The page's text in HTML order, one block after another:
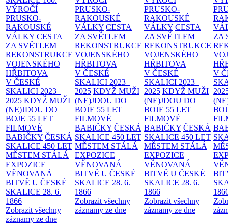
VÝROČÍ
PRUSKO-
RAKOUSKÉ
VÁLKY CESTA
ZA SVĚTLEM
REKONSTRUKCE
VOJENSKÉHO
HŘBITOVA
V ČESKÉ
SKALICI 2023–
2025 KDYŽ MUŽI
(NE)JDOU DO
BOJE 55 LET
FILMOVÉ
BABIČKY ČESKÁ
SKALICE 450 LET
MĚSTEM STÁLÁ
EXPOZICE
VĚNOVANÁ
BITVĚ U ČESKÉ
SKALICE 28. 6.
1866
Zobrazit všechny
záznamy ze dne
PRUSKO-
RAKOUSKÉ
VÁLKY CESTA
ZA SVĚTLEM
REKONSTRUKCE
VOJENSKÉHO
HŘBITOVA
V ČESKÉ
SKALICI 2023–
2025 KDYŽ MUŽI
(NE)JDOU DO
BOJE 55 LET
FILMOVÉ
BABIČKY ČESKÁ
SKALICE 450 LET
MĚSTEM STÁLÁ
EXPOZICE
VĚNOVANÁ
BITVĚ U ČESKÉ
SKALICE 28. 6.
1866
Zobrazit všechny
záznamy ze dne
PRUSKO-
RAKOUSKÉ
VÁLKY CESTA
ZA SVĚTLEM
REKONSTRUKCE
VOJENSKÉHO
HŘBITOVA
V ČESKÉ
SKALICI 2023–
2025 KDYŽ MUŽI
(NE)JDOU DO
BOJE 55 LET
FILMOVÉ
BABIČKY ČESKÁ
SKALICE 450 LET
MĚSTEM STÁLÁ
EXPOZICE
VĚNOVANÁ
BITVĚ U ČESKÉ
SKALICE 28. 6.
1866
Zobrazit všechny
záznamy ze dne
ZA
V